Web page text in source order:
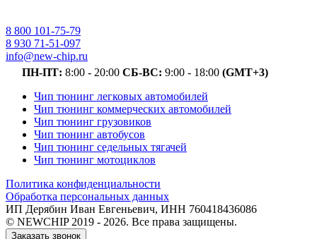
8 800 101-75-79
8 930 71-51-097
info@new-chip.ru
ПН-ПТ: 8:00 - 20:00 СБ-ВС: 9:00 - 18:00 (GMT+3)
Чип тюнинг легковых автомобилей
Чип тюнинг коммерческих автомобилей
Чип тюнинг грузовиков
Чип тюнинг автобусов
Чип тюнинг седельных тягачей
Чип тюнинг мотоциклов
Политика конфиденциальности
Обработка персональных данных
ИП Дерябин Иван Евгеньевич, ИНН 760418436086
© NEWCHIP 2019 - 2026. Все права защищены.
Заказать звонок